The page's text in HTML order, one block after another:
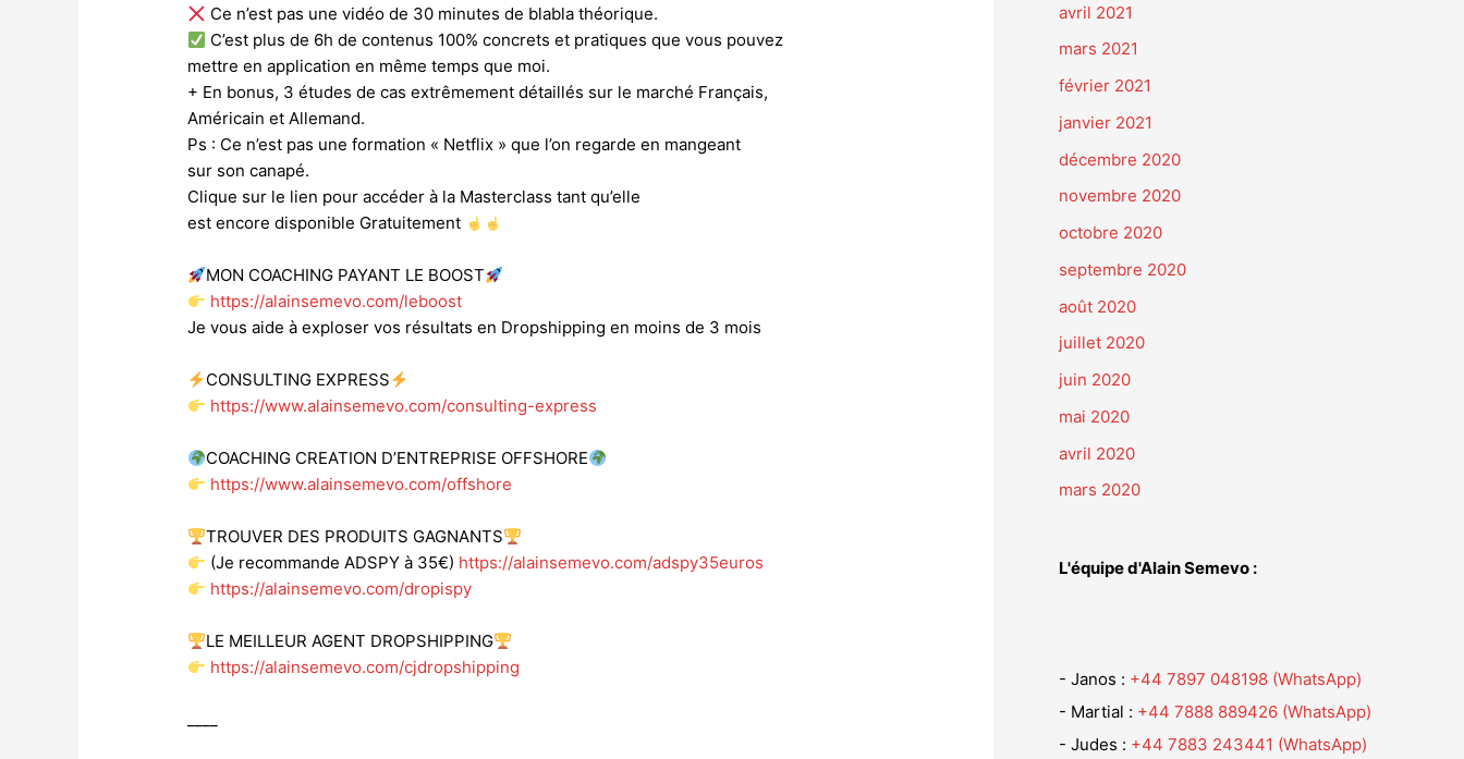
Ce n’est pas une vidéo de 30 minutes de blabla théorique.
C’est plus de 6h de contenus 100% concrets et pratiques que vous pouvez
mettre en application en même temps que moi.
+ En bonus, 3 études de cas extrêmement détaillés sur le marché Français,
Américain et Allemand.
Ps : Ce n’est pas une formation « Netflix » que l’on regarde en mangeant
sur son canapé.
Clique sur le lien pour accéder à la Masterclass tant qu’elle
est encore disponible Gratuitement
MON COACHING PAYANT LE BOOST
https://alainsemevo.com/leboost
Je vous aide à exploser vos résultats en Dropshipping en moins de 3 mois
CONSULTING EXPRESS
https://www.alainsemevo.com/consulting-express
COACHING CREATION D’ENTREPRISE OFFSHORE
https://www.alainsemevo.com/offshore
TROUVER DES PRODUITS GAGNANTS
(Je recommande ADSPY à 35€) https://alainsemevo.com/adspy35euros
https://alainsemevo.com/dropispy
LE MEILLEUR AGENT DROPSHIPPING
https://alainsemevo.com/cjdropshipping
avril 2021
mars 2021
février 2021
janvier 2021
décembre 2020
novembre 2020
octobre 2020
septembre 2020
août 2020
juillet 2020
juin 2020
mai 2020
avril 2020
mars 2020
L'équipe d'Alain Semevo :
- Janos : +44 7897 048198 (WhatsApp)
- Martial : +44 7888 889426 (WhatsApp)
- Judes : +44 7883 243441 (WhatsApp)